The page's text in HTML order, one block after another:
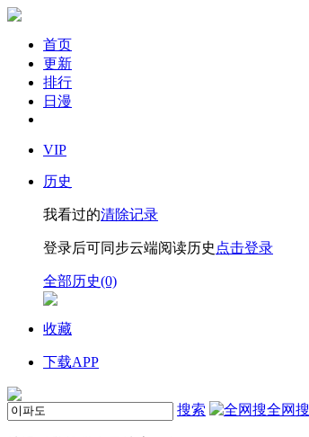
首页
更新
排行
日漫
VIP
历史
我看过的清除记录
登录后可同步云端阅读历史 点击登录
全部历史(0)
收藏
下载APP
搜索 全网搜